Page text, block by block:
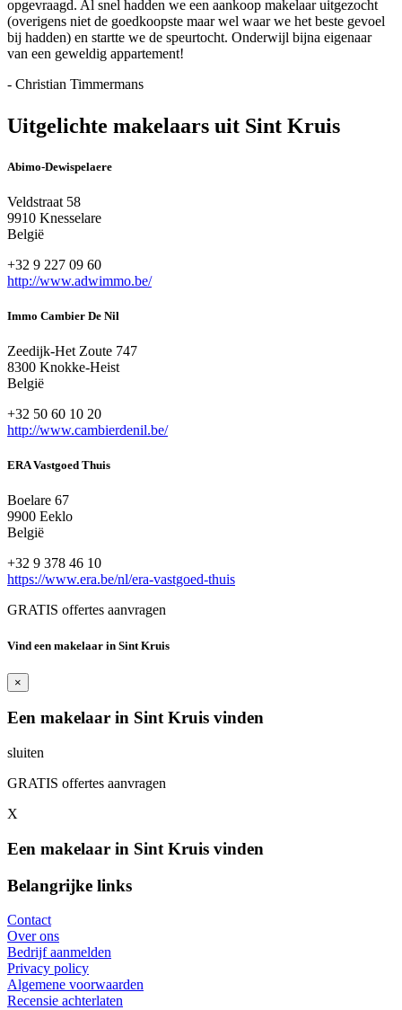
opgevraagd. Al snel hadden we een aankoop makelaar uitgezocht
(overigens niet de goedkoopste maar wel waar we het beste gevoel
bij hadden) en startte we de speurtocht. Onderwijl bijna eigenaar
van een geweldig appartement!
- Christian Timmermans
Uitgelichte makelaars uit Sint Kruis
Abimo-Dewispelaere
Veldstraat 58
9910 Knesselare
België
+32 9 227 09 60
http://www.adwimmo.be/
Immo Cambier De Nil
Zeedijk-Het Zoute 747
8300 Knokke-Heist
België
+32 50 60 10 20
http://www.cambierdenil.be/
ERA Vastgoed Thuis
Boelare 67
9900 Eeklo
België
+32 9 378 46 10
https://www.era.be/nl/era-vastgoed-thuis
GRATIS offertes aanvragen
Vind een makelaar in Sint Kruis
×
Een makelaar in Sint Kruis vinden
sluiten
GRATIS offertes aanvragen
X
Een makelaar in Sint Kruis vinden
Belangrijke links
Contact
Over ons
Bedrijf aanmelden
Privacy policy
Algemene voorwaarden
Recensie achterlaten